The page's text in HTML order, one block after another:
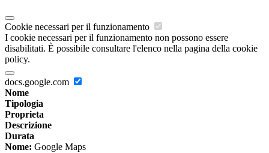
Cookie necessari per il funzionamento
I cookie necessari per il funzionamento non possono essere
disabilitati. È possibile consultare l'elenco nella pagina della cookie
policy.
docs.google.com
Nome
Tipologia
Proprieta
Descrizione
Durata
Nome: Google Maps